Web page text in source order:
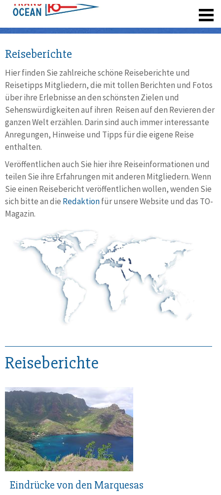
Reiseberichte
Hier finden Sie zahlreiche schöne Reiseberichte und
Reisetipps Mitgliedern, die mit tollen Berichten und Fotos
über ihre Erlebnisse an den schönsten Zielen und
Sehenswürdigkeiten auf ihren Reisen auf den Revieren der
ganzen Welt erzählen. Darin sind auch immer interessante
Anregungen, Hinweise und Tipps für die eigene Reise
enthalten.
Veröffentlichen auch Sie hier ihre Reiseinformationen und
teilen Sie ihre Erfahrungen mit anderen Mitgliedern. Wenn
Sie einen Reisebericht veröffentlichen wollen, wenden Sie
sich bitte an die Redaktionfür unsere Website und das TO-
Magazin.
Reiseberichte
Eindrücke von den Marquesas